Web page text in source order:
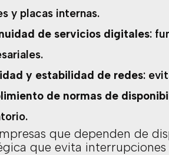
y placas internas.
de servicios digitales:
y estabilidad de redes:
de normas de
que dependen de
que evita